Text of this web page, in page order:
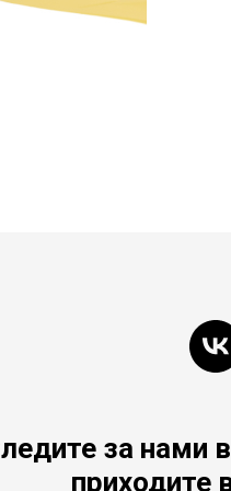
за нами
приходите